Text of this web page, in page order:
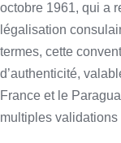
octobre 1961, qui a
légalisation
termes, cette
d’authenticité,
France et le
multiples